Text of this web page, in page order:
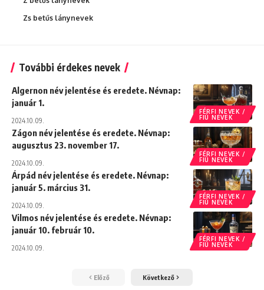
Zs betűs lánynevek
További érdekes nevek
FÉRFI NEVEK /
FIÚ NEVEK
Algernon név jelentése és eredete. Névnap:
január 1.
2024.10.09.
FÉRFI NEVEK /
FIÚ NEVEK
Zágon név jelentése és eredete. Névnap:
augusztus 23. november 17.
2024.10.09.
FÉRFI NEVEK /
FIÚ NEVEK
Árpád név jelentése és eredete. Névnap:
január 5. március 31.
2024.10.09.
FÉRFI NEVEK /
FIÚ NEVEK
Vilmos név jelentése és eredete. Névnap:
január 10. február 10.
2024.10.09.
Előző Következő